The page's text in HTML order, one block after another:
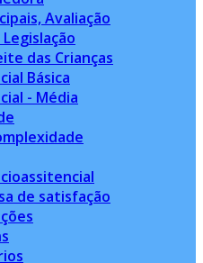
Avaliação
das Crianças
Básica
- Média
de satisfação